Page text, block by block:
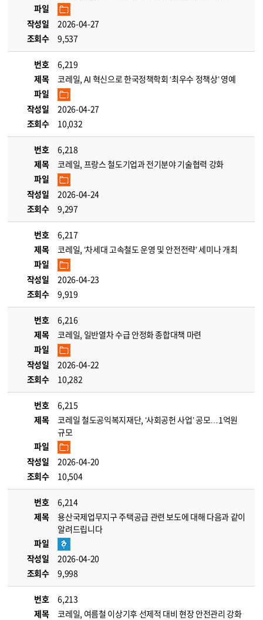
파일
작성일
2026-04-27
조회수
9,537
번호
6,219
제목
코레일, AI 혁신으로 한국정책학회 ‘최우수 정책상’ 영예
파일
작성일
2026-04-27
조회수
10,032
번호
6,218
제목
코레일, 프랑스 철도기업과 전기분야 기술협력 강화
파일
작성일
2026-04-24
조회수
9,297
번호
6,217
제목
코레일, ‘차세대 고속철도 운영 및 안전전략’ 세미나 개최
파일
작성일
2026-04-23
조회수
9,919
번호
6,216
제목
코레일, 일반열차 수급 안정화 종합대책 마련
파일
작성일
2026-04-22
조회수
10,282
번호
6,215
제목
코레일 철도공익복지재단, ‘사회공헌 사업’ 공모…1억원
규모
파일
작성일
2026-04-20
조회수
10,504
번호
6,214
제목
용산국제업무지구 주택공급 관련 보도에 대해 다음과 같이
알려드립니다
파일
작성일
2026-04-20
조회수
9,998
번호
6,213
제목
코레일, 여름철 이상기후 선제적 대비 현장 안전관리 강화